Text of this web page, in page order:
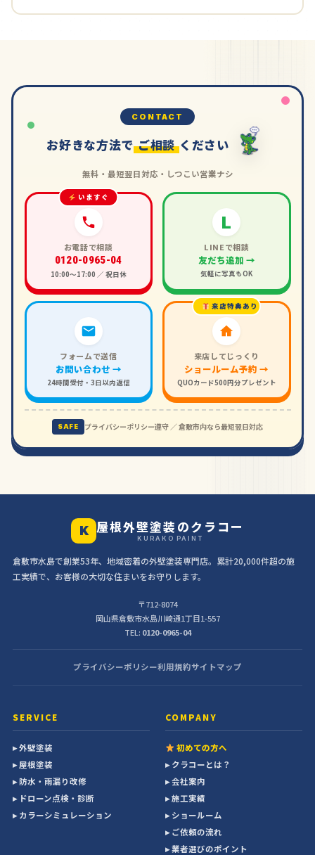
CONTACT
お好きな方法で ご相談 ください
無料・最短翌日対応・しつこい営業ナシ
いますぐ
お電話で相談
0120-0965-04
10:00〜17:00 ／ 祝日休
L
LINEで相談
友だち追加 →
気軽に写真もOK
フォームで送信
お問い合わせ →
24時間受付・3日以内返信
来店特典あり
来店してじっくり
ショールーム予約 →
QUOカード500円分プレゼント
SAFE プライバシーポリシー遵守 ／ 倉敷市内なら最短翌日対応
K 屋根外壁塗装のクラコー
KURAKO PAINT
倉敷市水島で創業53年、地域密着の外壁塗装専門店。累計20,000件超の施
工実績で、お客様の大切な住まいをお守りします。
〒712-8074
岡山県倉敷市水島川崎通1丁目1-557
TEL: 0120-0965-04
プライバシーポリシー利用規約サイトマップ
SERVICE
▸ 外壁塗装
▸ 屋根塗装
▸ 防水・雨漏り改修
▸ ドローン点検・診断
▸ カラーシミュレーション
COMPANY
初めての方へ
▸ クラコーとは？
▸ 会社案内
▸ 施工実績
▸ ショールーム
▸ ご依頼の流れ
▸ 業者選びのポイント